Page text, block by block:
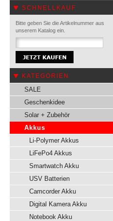
SCHNELLKAUF
Bitte geben Sie die Artikelnummer aus
unserem Katalog ein.
KATEGORIEN
SALE
Geschenkidee
Solar + Zubehör
Akkus
Li-Polymer Akkus
LiFePo4 Akkus
Smartwatch Akku
USV Batterien
Camcorder Akku
Digital Kamera Akku
Notebook Akku